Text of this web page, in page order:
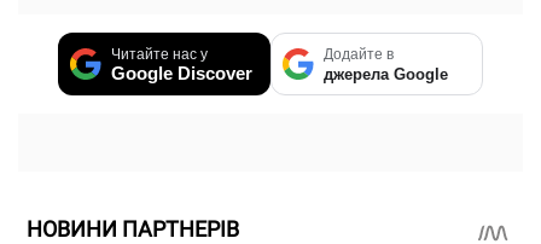
Читайте нас у
Google Discover
Додайте в
джерела Google
НОВИНИ ПАРТНЕРІВ